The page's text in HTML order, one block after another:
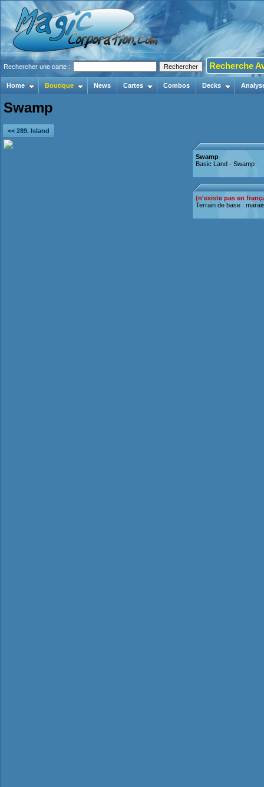
Rechercher une carte : Recherche
Home Boutique News Cartes Combos Decks
Swamp
<< 289. Island
Swamp
Basic Land - Swamp
(n'existe pas en
Terrain de base :